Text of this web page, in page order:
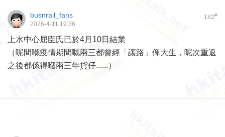
182#
busnrail_fans
2026-4-11 19:36
上水中心屈臣氏已於4月10日結業
（呢間喺疫情期間嘅兩三都曾經「讓路」俾大生，呢次重返
之後都係得嗰兩三年貨仔......）